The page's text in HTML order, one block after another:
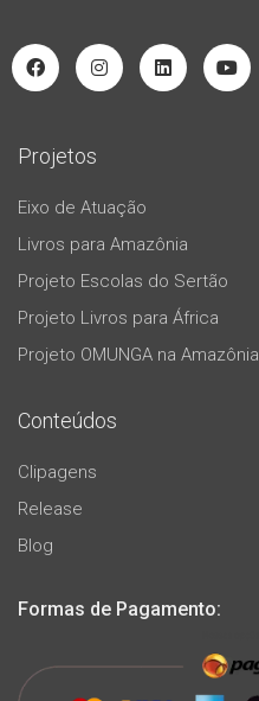
Projetos
Eixo de Atuação
Livros para Amazônia
Projeto Escolas do Sertão
Projeto Livros para África
Projeto OMUNGA na Amazônia
Conteúdos
Clipagens
Release
Blog
Formas de Pagamento: